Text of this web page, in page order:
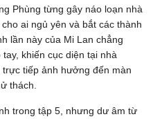
Phùng từng gây náo loạn nhà
ai ngủ yên và bắt các thành
lần này của Mi Lan chẳng
tay, khiến cục diện tại nhà
tiếp ảnh hưởng đến màn
thách.
trong tập 5, nhưng dư âm từ